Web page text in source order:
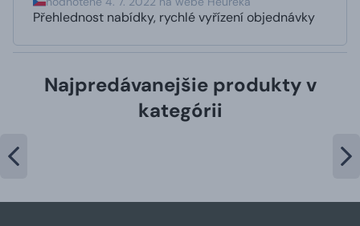
Přehlednost nabídky, rychlé vyřízení objednávky
Najpredávanejšie produkty v
kategórii